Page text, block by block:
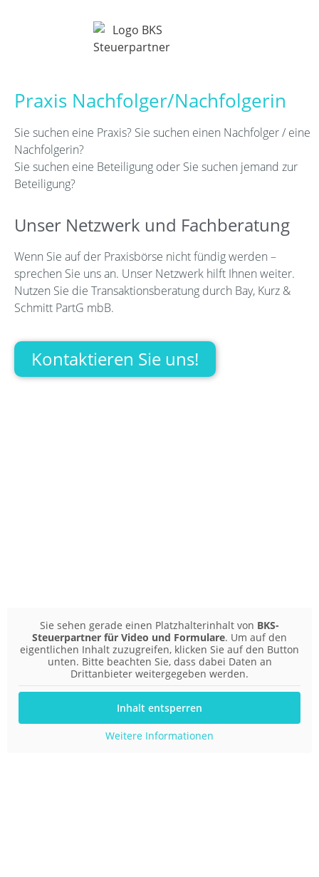
Praxis Nachfolger/Nachfolgerin
Sie suchen eine Praxis? Sie suchen einen Nachfolger / eine
Nachfolgerin?
Sie suchen eine Beteiligung oder Sie suchen jemand zur
Beteiligung?
Unser Netzwerk und Fachberatung
Wenn Sie auf der Praxisbörse nicht fündig werden –
sprechen Sie uns an. Unser Netzwerk hilft Ihnen weiter.
Nutzen Sie die Transaktionsberatung durch Bay, Kurz &
Schmitt PartG mbB.
Kontaktieren Sie uns!
Sie sehen gerade einen Platzhalterinhalt von BKS-
Steuerpartner für Video und Formulare. Um auf den
eigentlichen Inhalt zuzugreifen, klicken Sie auf den Button
unten. Bitte beachten Sie, dass dabei Daten an
Drittanbieter weitergegeben werden.
Inhalt entsperren
Weitere Informationen